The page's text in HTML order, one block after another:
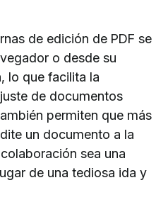
de edición de PDF se
o desde su
lo que facilita la
de documentos
permiten que más
un documento a la
sea una
de una tediosa ida y